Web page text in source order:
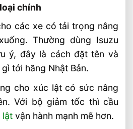
Phù Hợp
Xe Nâng Điện Theo
Thực Tế
Điện Theo Ngành Phù
Dụng
Ưu Nhất
Điện Phù Hợp Theo Chiều
Chuẩn Nhất
chính
các xe có tải trọng nâng
Thường dùng Isuzu
ý, đây là cách đặt tên và
tới hãng Nhật Bản.
cho xúc lật có sức nâng
Với bộ giảm tốc thì cầu
lậtvận hành mạnh mẽ hơn.